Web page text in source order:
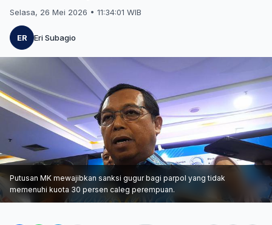
Selasa, 26 Mei 2026 • 11:34:01 WIB
ER Eri Subagio
Putusan MK mewajibkan sanksi gugur bagi parpol yang tidak
memenuhi kuota 30 persen caleg perempuan.